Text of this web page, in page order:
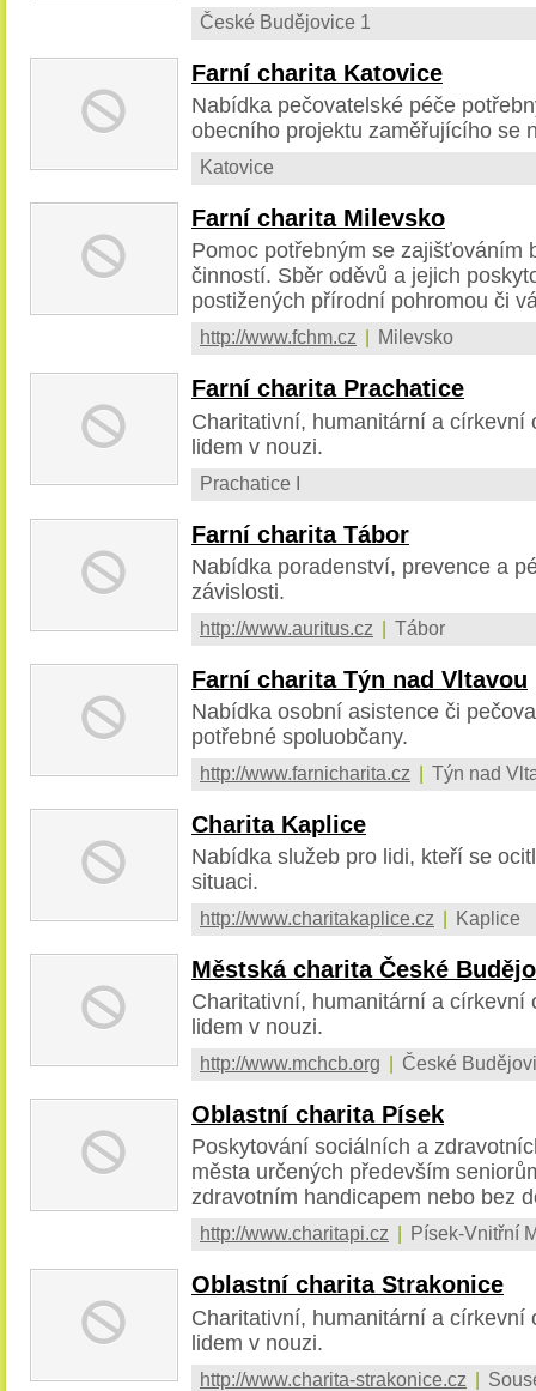
České Budějovice 1
Farní charita Katovice
Nabídka pečovatelské péče
obecního projektu zaměřujícího se
Katovice
Farní charita Milevsko
Pomoc potřebným se zajišťováním
činností. Sběr oděvů a jejich
postižených přírodní pohromou či
http://www.fchm.cz Milevsko
Farní charita Prachatice
Charitativní, humanitární a církevní
lidem v nouzi.
Prachatice I
Farní charita Tábor
Nabídka poradenství, prevence a
závislosti.
http://www.auritus.cz | Tábor
Farní charita Týn nad Vltavou
Nabídka osobní asistence či
potřebné spoluobčany.
http://www.farnicharita.cz | Týn nad
Charita Kaplice
Nabídka služeb pro lidi, kteří se
situaci.
http://www.charitakaplice.cz | Kaplice
Městská charita České
Charitativní, humanitární a církevní
lidem v nouzi.
http://www.mchcb.org | České
Oblastní charita Písek
Poskytování sociálních a
města určených především
zdravotním handicapem nebo bez
http://www.charitapi.cz Písek-Vnitřní
Oblastní charita Strakonice
Charitativní, humanitární a církevní
lidem v nouzi.
http://www.charita-strakonice.cz |